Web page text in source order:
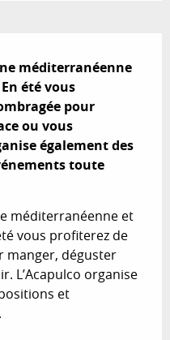
méditerranéenne
été vous
pour
ou vous
également des
toute
méditerranéenne et
vous profiterez de
manger, déguster
L’Acapulco organise
et